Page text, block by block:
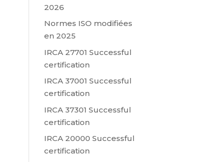
2026
Normes ISO modifiées
en 2025
IRCA 27701 Successful
certification
IRCA 37001 Successful
certification
IRCA 37301 Successful
certification
IRCA 20000 Successful
certification